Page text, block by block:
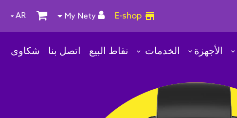
E-shop
My Nety
AR
الأجهزة الخدمات نقاط البيع اتصل بنا شكاوى